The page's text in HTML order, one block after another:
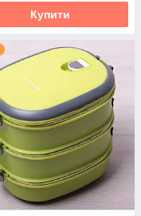
Купити